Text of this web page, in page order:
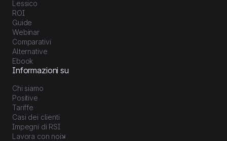
Lessico
ROI
Guide
Webinar
Comparativi
Alternative
Ebook
Informazioni su
Chi siamo
Positive
Tariffe
Casi dei clienti
Impegni di RSI
Lavora con noi